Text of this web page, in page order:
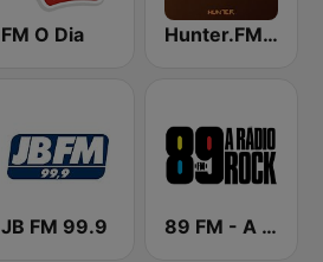
FM O Dia Hunter.FM - Sertanejo
JB FM 99.9 89 FM - A Rádio Rock